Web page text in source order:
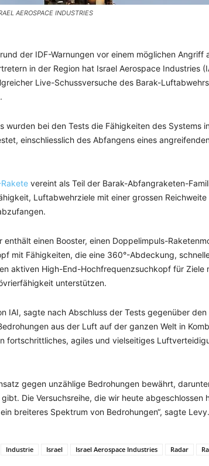
AEROSPACE INDUSTRIES
der IDF-Warnungen vor einem möglichen Angriff
in der Region hat Israel Aerospace Industries
Live-Schussversuche des Barak-
wurden bei den Tests die Fähigkeiten des Systems
einschliesslich des Abfangens eines
vereint als Teil der Barak-Abfangraketen-
Luftabwehrziele mit einer grossen Reichweite
einen Booster, einen Doppelimpuls-
mit Fähigkeiten, die eine 360°-Abdeckung,
aktiven High-End-Hochfrequenzsuchkopf für Ziele
unterstützen.
IAI, sagte nach Abschluss der Tests gegenüber den
aus der Luft auf der ganzen Welt in
fortschrittliches, agiles und vielseitiges
gegen unzählige Bedrohungen bewährt,
Die Versuchsreihe, die wir heute abgeschlossen
breiteres Spektrum von Bedrohungen“, sagte Levy.
Industrie Israel Israel Aerospace Industries Radar